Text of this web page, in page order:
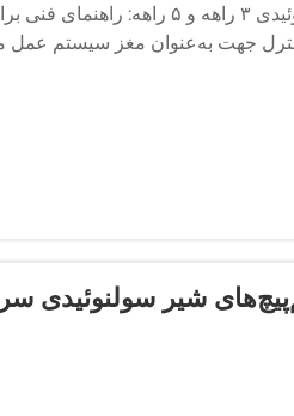
سوال: انتخاب بین شیرهای سولنوئیدی
جهت به‌عنوان مغز سیستم عمل
را اجرا نمایند...